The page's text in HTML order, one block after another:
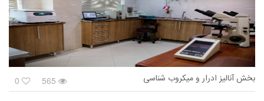
565
0 بخش آنالیز ادرار و میکروب شناسی